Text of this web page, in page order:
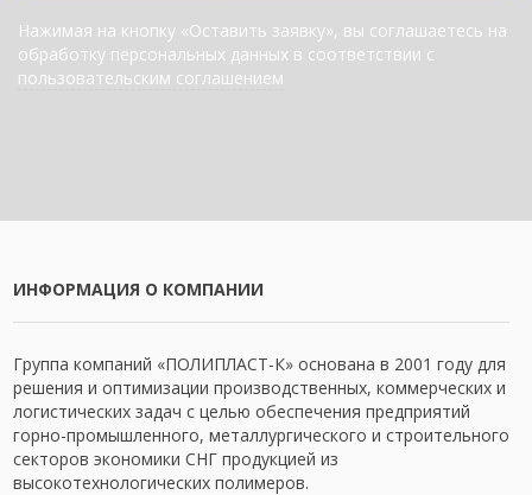
Нажимая на кнопку «Оставить заявку», вы соглашаетесь на
обработку персональных данных в соответствии с
пользовательским соглашением
ИНФОРМАЦИЯ О КОМПАНИИ
Группа компаний «ПОЛИПЛАСТ-К» основана в 2001 году для
решения и оптимизации производственных, коммерческих и
логистических задач с целью обеспечения предприятий
горно-промышленного, металлургического и строительного
секторов экономики СНГ продукцией из
высокотехнологических полимеров.